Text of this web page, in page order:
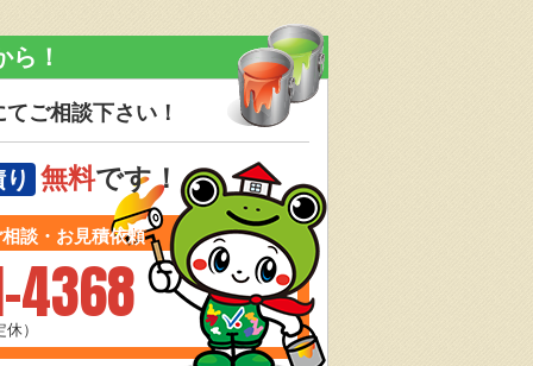
！
ご相談下さい！
無料です！
談・お見積依頼
4368
）